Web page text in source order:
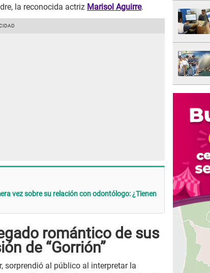
la reconocida actriz Marisol Aguirre.
vez sobre su relación con odontólogo: ¿Tienen
romántico de sus
de “Gorrión”
sorprendió al público al interpretar la